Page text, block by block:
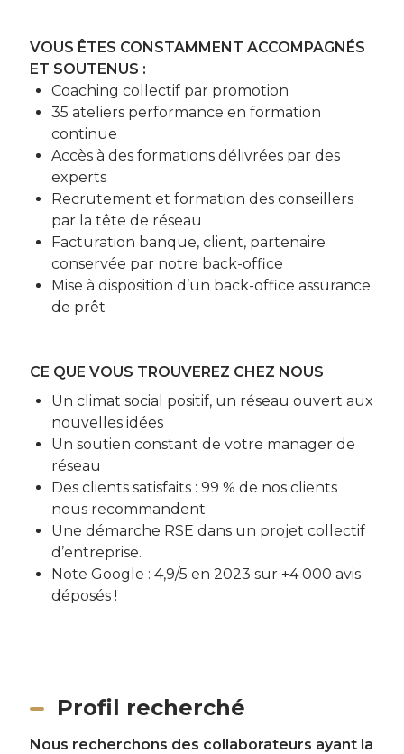
VOUS ÊTES CONSTAMMENT ACCOMPAGNÉS
ET SOUTENUS :
Coaching collectif par promotion
35 ateliers performance en formation
continue
Accès à des formations délivrées par des
experts
Recrutement et formation des conseillers
par la tête de réseau
Facturation banque, client, partenaire
conservée par notre back-office
Mise à disposition d’un back-office assurance
de prêt
CE QUE VOUS TROUVEREZ CHEZ NOUS
Un climat social positif, un réseau ouvert aux
nouvelles idées
Un soutien constant de votre manager de
réseau
Des clients satisfaits : 99 % de nos clients
nous recommandent
Une démarche RSE dans un projet collectif
d’entreprise.
Note Google : 4,9/5 en 2023 sur +4 000 avis
déposés !
Profil recherché
Nous recherchons des collaborateurs ayant la